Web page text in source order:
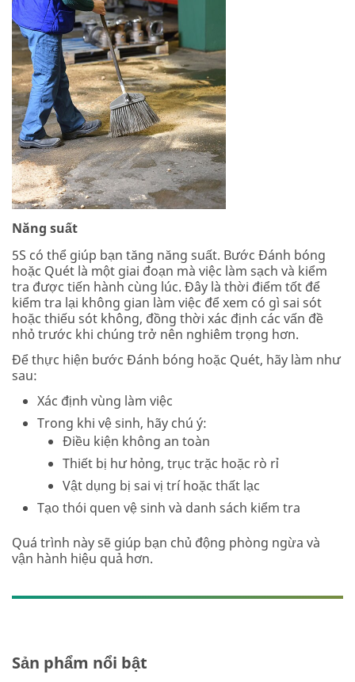
Năng suất
5S có thể giúp bạn tăng năng suất. Bước Đánh bóng
hoặc Quét là một giai đoạn mà việc làm sạch và kiểm
tra được tiến hành cùng lúc. Đây là thời điểm tốt để
kiểm tra lại không gian làm việc để xem có gì sai sót
hoặc thiếu sót không, đồng thời xác định các vấn đề
nhỏ trước khi chúng trở nên nghiêm trọng hơn.
Để thực hiện bước Đánh bóng hoặc Quét, hãy làm như
sau:
Xác định vùng làm việc
Trong khi vệ sinh, hãy chú ý:
Điều kiện không an toàn
Thiết bị hư hỏng, trục trặc hoặc rò rỉ
Vật dụng bị sai vị trí hoặc thất lạc
Tạo thói quen vệ sinh và danh sách kiểm tra
Quá trình này sẽ giúp bạn chủ động phòng ngừa và
vận hành hiệu quả hơn.
Sản phẩm nổi bật